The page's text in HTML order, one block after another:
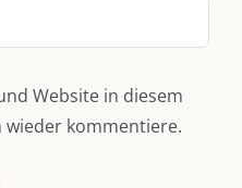
Website in diesem
wieder kommentiere.